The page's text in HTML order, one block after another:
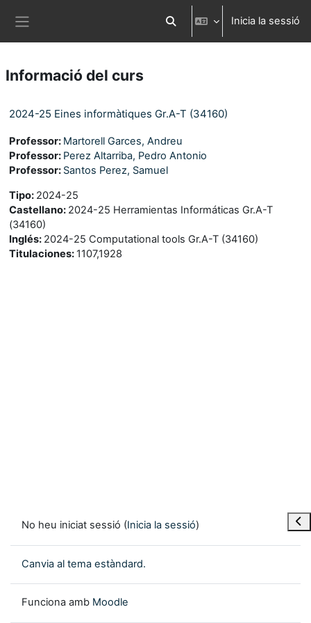
Commuta l'entrada de la cerca
Inicia la sessió
Informació del curs
2024-25 Eines informàtiques Gr.A-T (34160)
Professor: Martorell Garces, Andreu
Professor: Perez Altarriba, Pedro Antonio
Professor: Santos Perez, Samuel
Tipo: 2024-25
Castellano: 2024-25 Herramientas Informáticas Gr.A-T
(34160)
Inglés: 2024-25 Computational tools Gr.A-T (34160)
Titulaciones: 1107,1928
No heu iniciat sessió (Inicia la sessió)
Canvia al tema estàndard.
Funciona amb Moodle